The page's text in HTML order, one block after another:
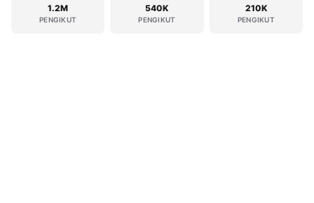
1.2M
PENGIKUT
540K
PENGIKUT
210K
PENGIKUT